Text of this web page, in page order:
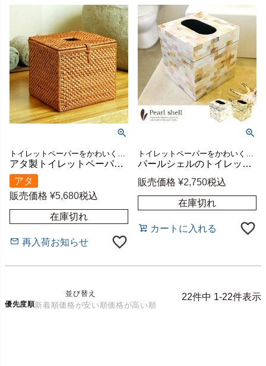
アタ製トイレットペーパー収納ケース[スクエアタイプ][10682]【アジアン雑貨のアジア工房本店】
アタ
販売価格 ¥5,680税込
在庫切れ
再入荷お知らせ
パールシェルのトイレットティッシュケース スクエアタイプ 2色展開[vn50780]【アジアン雑貨のアジア工房本店】
販売価格 ¥2,750税込
在庫切れ
カートに入れる
並び替え
優先度順新着順価格が安い順価格が高い順
22件中 1-22件表示